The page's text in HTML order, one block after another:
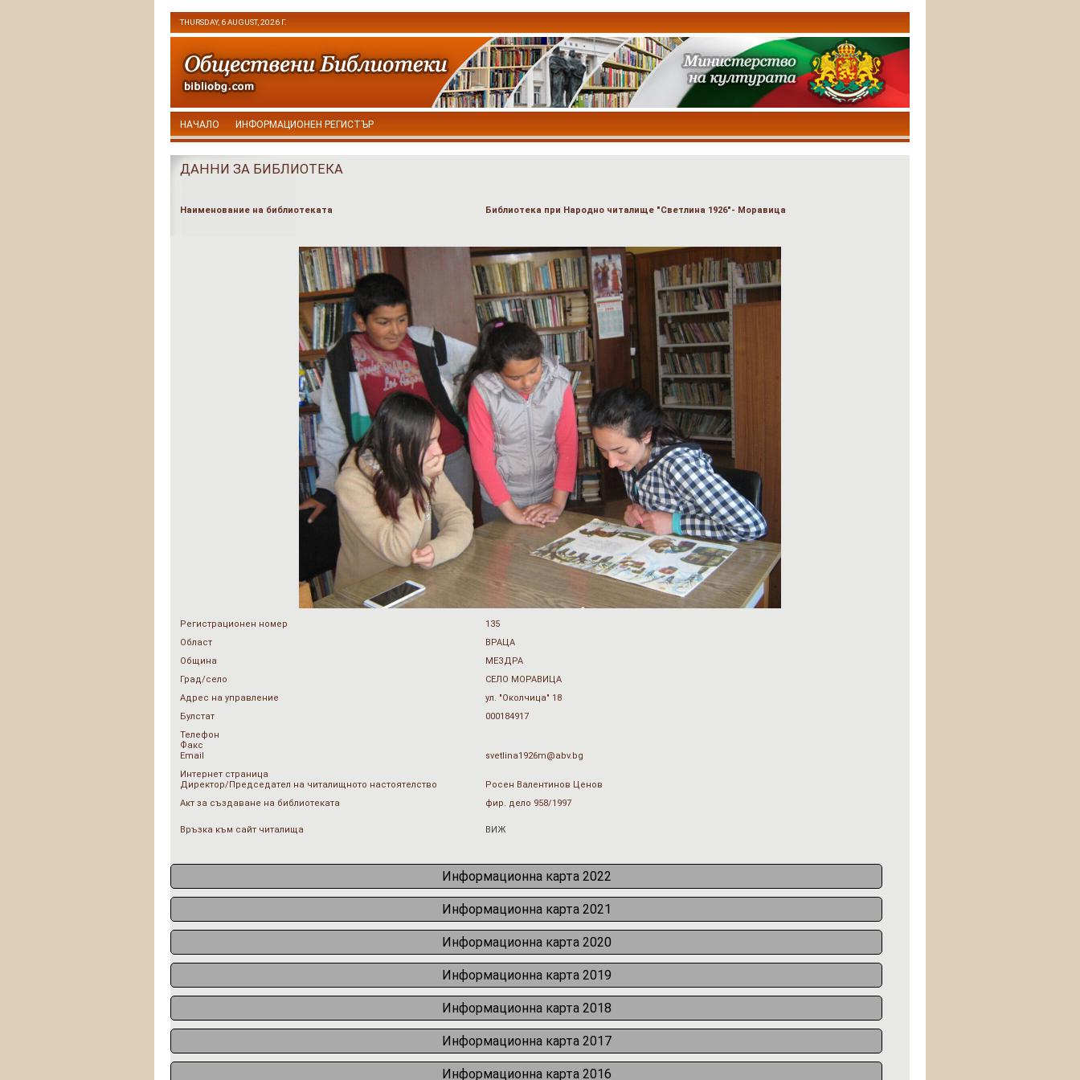
THURSDAY, 6 AUGUST, 2026 Г.
НАЧАЛО ИНФОРМАЦИОНЕН РЕГИСТЪР
ДАННИ ЗА БИБЛИОТЕКА
Наименование на библиотеката Библиотека при Народно читалище "Светлина 1926"- Моравица
Регистрационен номер
135
Област
ВРАЦА
Община
МЕЗДРА
Град/село
СЕЛО МОРАВИЦА
Адрес на управление
ул. "Околчица" 18
Булстат
000184917
Телефон
Факс
Email
svetlina1926m@abv.bg
Интернет страница
Директор/Председател на читалищното настоятелство
Росен Валентинов Ценов
Акт за създаване на библиотеката
фир. дело 958/1997
Връзка към сайт читалища ВИЖ
Информационна карта 2022
Информационна карта 2021
Информационна карта 2020
Информационна карта 2019
Информационна карта 2018
Информационна карта 2017
Информационна карта 2016